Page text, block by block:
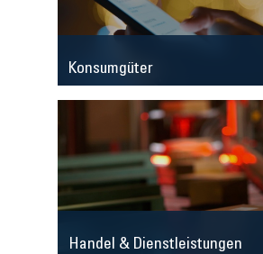
Konsumgüter
Handel & Dienstleistungen